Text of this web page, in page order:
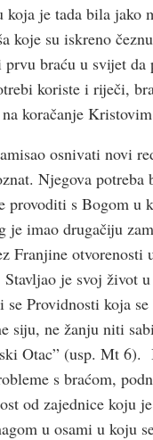
koja je tada bila jako
koje su iskreno
braću u svijet da
koriste i riječi,
koračanje
osnivati novi
Njegova
provoditi s Bogom u
imao drugačiju
Franjine otvorenosti
je svoj život
se Providnosti koja
siju, ne žanju niti
Otac” (usp. Mt 6).
s braćom,
od zajednice koju
u osami u koju